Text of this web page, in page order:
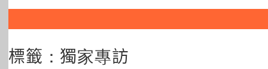
主頁 |||
社創薈動 六物窺人
標籤：獨家專訪